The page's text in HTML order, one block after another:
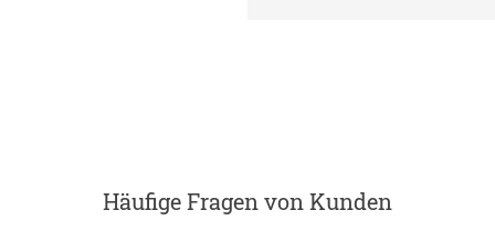
Häufige Fragen von Kunden